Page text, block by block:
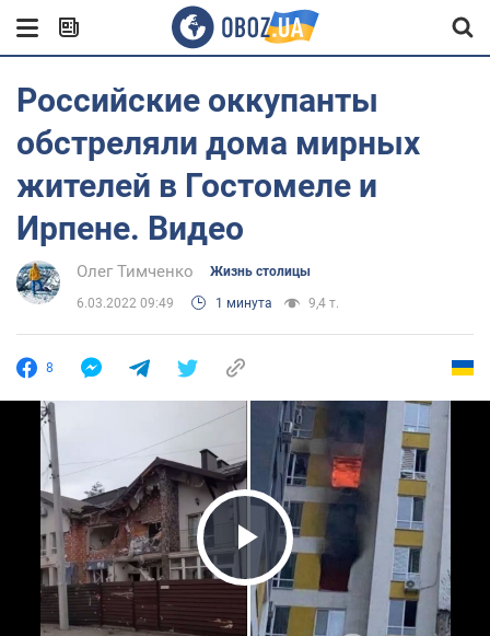
Российские оккупанты
обстреляли дома мирных
жителей в Гостомеле и
Ирпене. Видео
Олег Тимченко Жизнь столицы
6.03.2022 09:49 1 минута 9,4 т.
8
Play Video